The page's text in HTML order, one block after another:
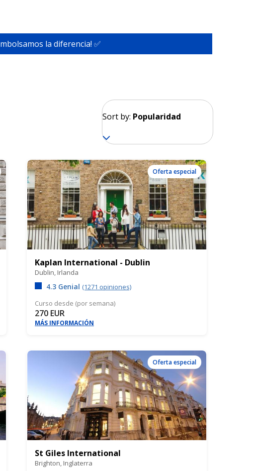
la diferencia! ✅
Sort by: Popularidad
Oferta especial
Kaplan International - Dublin
Dublin, Irlanda
4.3 Genial (1271 opiniones)
Curso desde (por semana)
270 EUR
MÁS INFORMACIÓN
Oferta especial
St Giles International
Brighton, Inglaterra